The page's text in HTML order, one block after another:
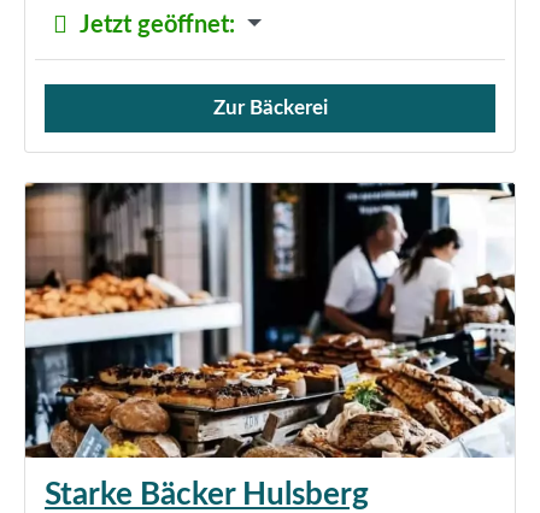
Jetzt geöffnet:
Verkauf von Brötchen,
Zur Bäckerei
Starke Bäcker Hulsberg